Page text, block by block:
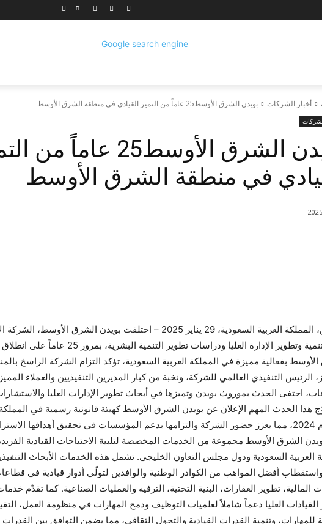
أخبار الشركات بويدن الشرق الأوسط25 عاماً من التميز القيادي في منطقة الشرق الأوسط
بويدن الشرق الأوسط25 عاماً من
في منطقة الشرق الأوسط
الرياض، المملكة العربية السعودية، 29 يناير 2025 – احتلفت بويدن الشرق
مجال تنمية وتطوير الإدارة العليا ودراسات تطوير
بفعالية مميزة في المملكة العربية السعودية، تؤكد التزام الشركة الراسخ
الرئيس التنفيذي العالمي للشركة، ونخبة من كبار المديرين التنفيذيين والعملاء
احتفى الحدث بموروث بويدن وتميزها في أبحاث تطوير الإدارات العليا
هذا الحدث المهم الإعلان عن بويدن الشرق الأوسط كهيئة قانونية رسمية في المملكة
الشرق الأوسط مجموعة من الخدمات المخصصة لتلبية الاحتياجات القيادية
العربية السعودية ودول مجلس التعاون الخليجي. تشمل هذه الخدمات الأبحاث
أفضل المواهب من الكوادر الوطنية والوافدين لتولّي أدوار قيادية في
المالية، تطوير العقارات، البنية التحتية، الترفيه والعمليات الصناعية. كما تقدّم
القيادات العليا دعماً شاملاً لعلميات التوظيف ودمج المهارات في منظومة العمل،
للمهارات، وتنمية القدرات القيادية والتحول الثقافي، مما يضمن التوافق بين القدرات